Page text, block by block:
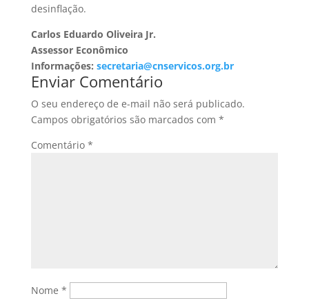
desinflação.
Carlos Eduardo Oliveira Jr.
Assessor Econômico
Informações: secretaria@cnservicos.org.br
Enviar Comentário
O seu endereço de e-mail não será publicado.
Campos obrigatórios são marcados com *
Comentário *
Nome *